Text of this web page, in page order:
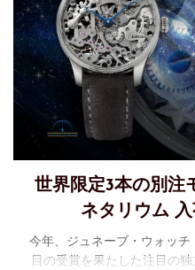
世界限定3本の別注
ネタリウム 入
今年、ジュネーブ・ウォッ
目の受賞を果たした注目の